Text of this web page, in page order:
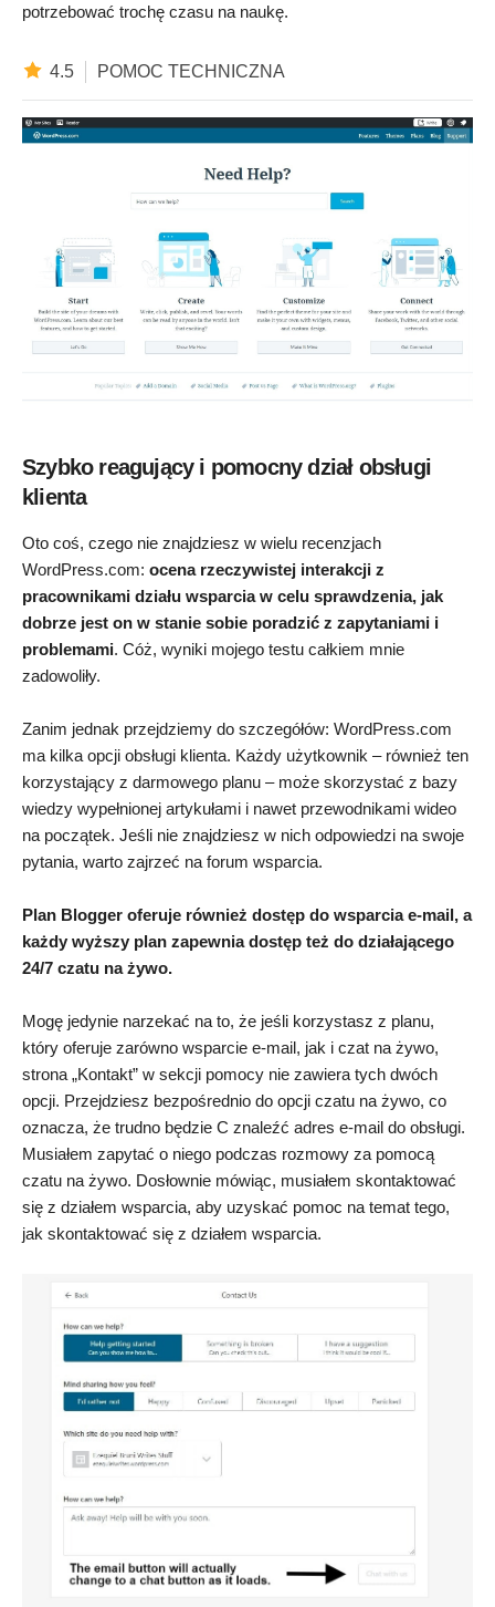
potrzebować trochę czasu na naukę.
4.5 POMOC TECHNICZNA
Szybko reagujący i pomocny dział obsługi
klienta
Oto coś, czego nie znajdziesz w wielu recenzjach
WordPress.com: ocena rzeczywistej interakcji z
pracownikami działu wsparcia w celu sprawdzenia, jak
dobrze jest on w stanie sobie poradzić z zapytaniami i
problemami. Cóż, wyniki mojego testu całkiem mnie
zadowoliły.
Zanim jednak przejdziemy do szczegółów: WordPress.com
ma kilka opcji obsługi klienta. Każdy użytkownik – również ten
korzystający z darmowego planu – może skorzystać z bazy
wiedzy wypełnionej artykułami i nawet przewodnikami wideo
na początek. Jeśli nie znajdziesz w nich odpowiedzi na swoje
pytania, warto zajrzeć na forum wsparcia.
Plan Blogger oferuje również dostęp do wsparcia e-mail, a
każdy wyższy plan zapewnia dostęp też do działającego
24/7 czatu na żywo.
Mogę jedynie narzekać na to, że jeśli korzystasz z planu,
który oferuje zarówno wsparcie e-mail, jak i czat na żywo,
strona „Kontakt” w sekcji pomocy nie zawiera tych dwóch
opcji. Przejdziesz bezpośrednio do opcji czatu na żywo, co
oznacza, że trudno będzie C znaleźć adres e-mail do obsługi.
Musiałem zapytać o niego podczas rozmowy za pomocą
czatu na żywo. Dosłownie mówiąc, musiałem skontaktować
się z działem wsparcia, aby uzyskać pomoc na temat tego,
jak skontaktować się z działem wsparcia.